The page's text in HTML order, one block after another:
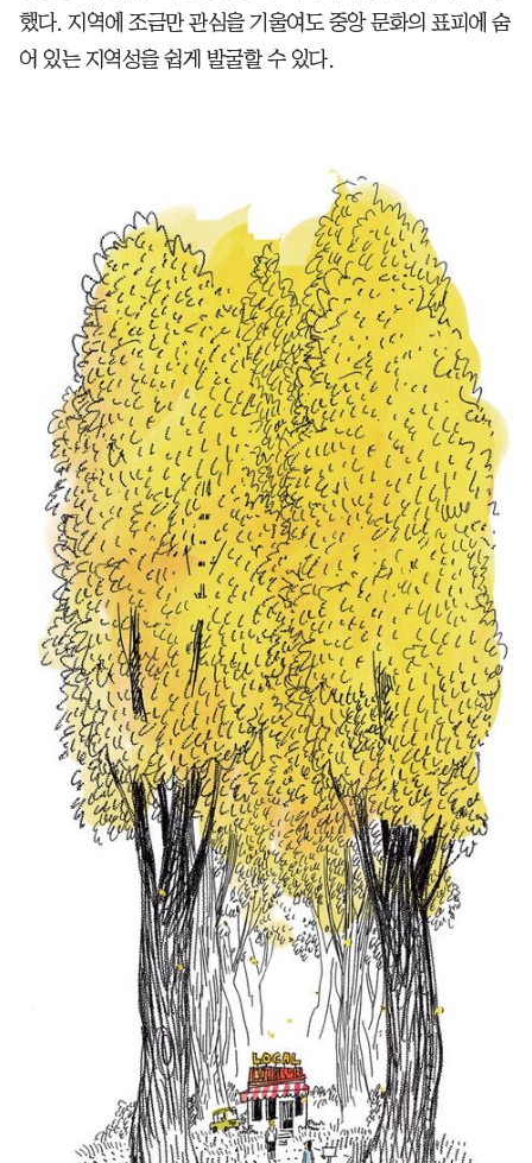
했다. 지역에 조금만 관심을 기울여도 중앙 문화의 표피에 숨
어 있는 지역성을 쉽게 발굴할 수 있다.